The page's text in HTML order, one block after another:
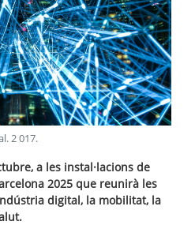
.2 017.
a les instal·lacions de
2025 que reunirà les
digital, la mobilitat, la